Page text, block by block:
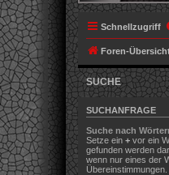
Schnellzugriff
Foren-
SUCHE
SUCHANFRAGE
Suche nach
Setze ein + vor ein
gefunden werden
wenn nur eines der
Übereinstimmungen.